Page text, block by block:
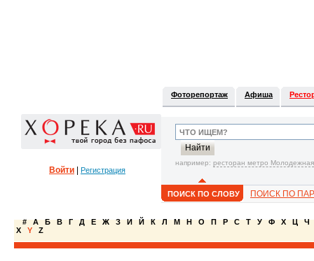
Войти Регистрация
Фоторепортаж Афиша
например: ресторан метро Молодежная
ПОИСК ПО СЛОВУ ПОИСК ПО
# А Б В Г Д Е Ж З И Й К Л М Н О П Р С Т У Ф Х Ц Ч
X
Y Z